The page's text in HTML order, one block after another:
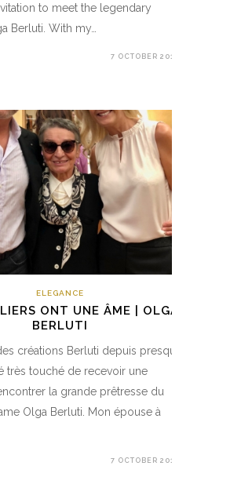
to meet the legendary
Berluti. With my…
7 OCTOBER 2018
ELEGANCE
ONT UNE ÂME | OLGA
BERLUTI
créations Berluti depuis presque
très touché de recevoir une
la grande prêtresse du
Olga Berluti. Mon épouse à
7 OCTOBER 2018